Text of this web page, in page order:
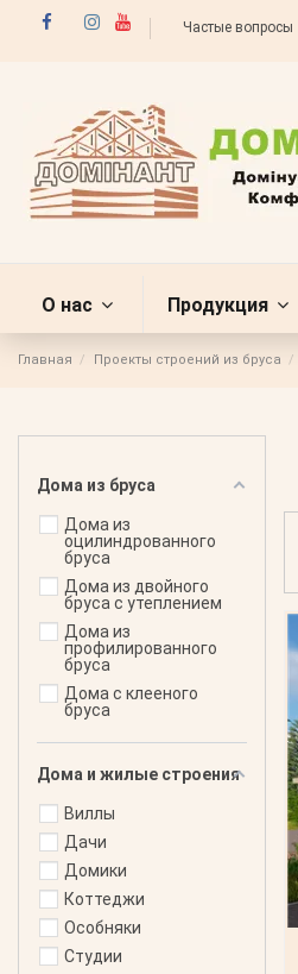
Частые вопросы
О нас Продукция
Главная Проекты строений из бруса
Дома из бруса
Дома из
оцилиндрованного
бруса
Дома из двойного
бруса с утеплением
Дома из
профилированного
бруса
Дома с клееного
бруса
Дома и жилые строения
Виллы
Дачи
Домики
Коттеджи
Особняки
Студии